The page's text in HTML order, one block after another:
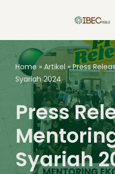
to
content
Home » Artikel »Press
Syariah 2024
Press
Syariah